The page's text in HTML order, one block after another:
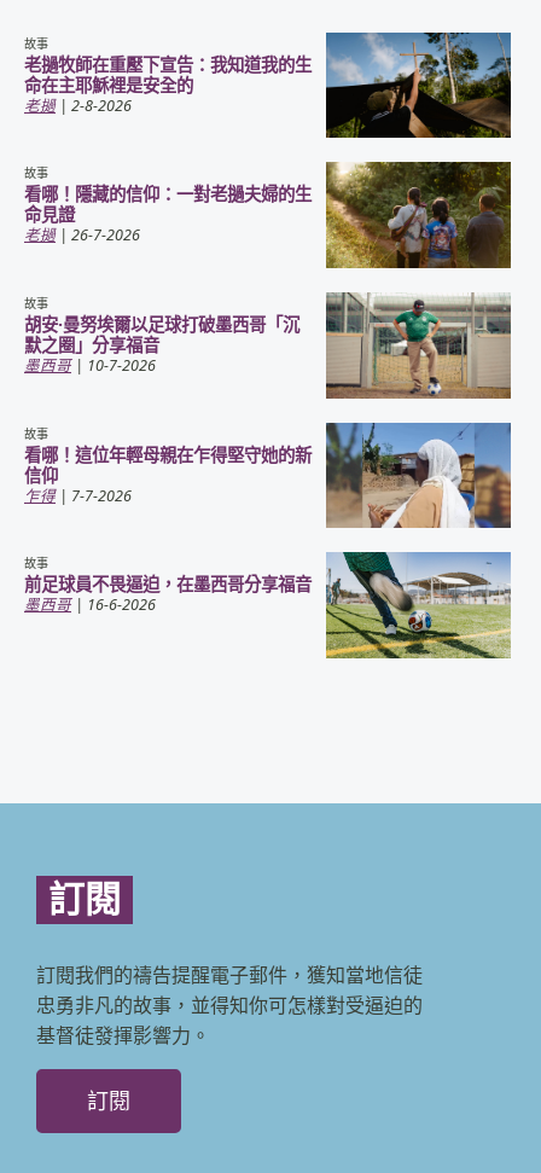
故事
老撾牧師在重壓下宣告：我知道我的生
命在主耶穌裡是安全的
老撾| 2-8-2026
故事
看哪！隱藏的信仰：一對老撾夫婦的生
命見證
老撾| 26-7-2026
故事
胡安·曼努埃爾以足球打破墨西哥「沉
默之圈」分享福音
墨西哥| 10-7-2026
故事
看哪！這位年輕母親在乍得堅守她的新
信仰
乍得| 7-7-2026
故事
前足球員不畏逼迫，在墨西哥分享福音
墨西哥| 16-6-2026
訂閱
訂閱我們的禱告提醒電子郵件，獲知當地信徒
忠勇非凡的故事，並得知你可怎樣對受逼迫的
基督徒發揮影響力。
訂閱